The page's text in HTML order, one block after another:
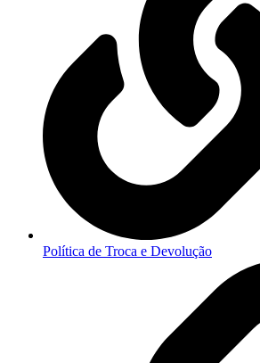
Política de Troca e Devolução